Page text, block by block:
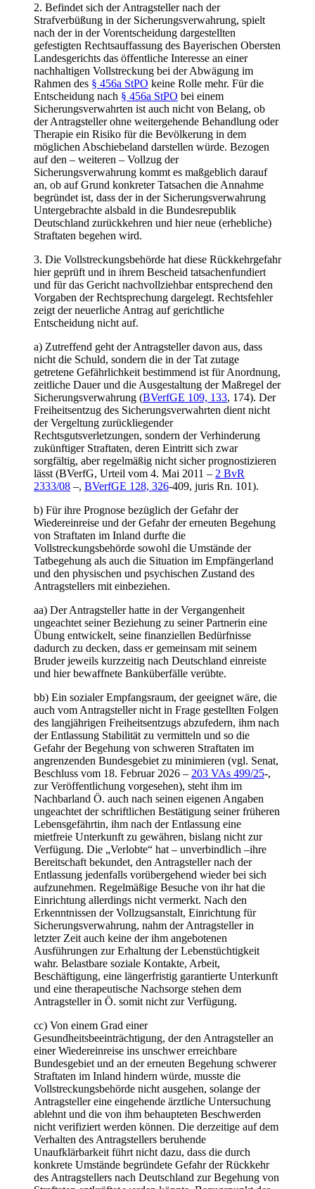
2. Befindet sich der Antragsteller nach der
Strafverbüßung in der Sicherungsverwahrung, spielt
nach der in der Vorentscheidung dargestellten
gefestigten Rechtsauffassung des Bayerischen Obersten
Landesgerichts das öffentliche Interesse an einer
nachhaltigen Vollstreckung bei der Abwägung im
Rahmen des § 456a StPO keine Rolle mehr. Für die
Entscheidung nach § 456a StPO bei einem
Sicherungsverwahrten ist auch nicht von Belang, ob
der Antragsteller ohne weitergehende Behandlung oder
Therapie ein Risiko für die Bevölkerung in dem
möglichen Abschiebeland darstellen würde. Bezogen
auf den – weiteren – Vollzug der
Sicherungsverwahrung kommt es maßgeblich darauf
an, ob auf Grund konkreter Tatsachen die Annahme
begründet ist, dass der in der Sicherungsverwahrung
Untergebrachte alsbald in die Bundesrepublik
Deutschland zurückkehren und hier neue (erhebliche)
Straftaten begehen wird.
3. Die Vollstreckungsbehörde hat diese Rückkehrgefahr
hier geprüft und in ihrem Bescheid tatsachenfundiert
und für das Gericht nachvollziehbar entsprechend den
Vorgaben der Rechtsprechung dargelegt. Rechtsfehler
zeigt der neuerliche Antrag auf gerichtliche
Entscheidung nicht auf.
a) Zutreffend geht der Antragsteller davon aus, dass
nicht die Schuld, sondern die in der Tat zutage
getretene Gefährlichkeit bestimmend ist für Anordnung,
zeitliche Dauer und die Ausgestaltung der Maßregel der
Sicherungsverwahrung (BVerfGE 109, 133, 174). Der
Freiheitsentzug des Sicherungsverwahrten dient nicht
der Vergeltung zurückliegender
Rechtsgutsverletzungen, sondern der Verhinderung
zukünftiger Straftaten, deren Eintritt sich zwar
sorgfältig, aber regelmäßig nicht sicher prognostizieren
lässt (BVerfG, Urteil vom 4. Mai 2011 – 2 BvR
2333/08 –, BVerfGE 128, 326-409, juris Rn. 101).
b) Für ihre Prognose bezüglich der Gefahr der
Wiedereinreise und der Gefahr der erneuten Begehung
von Straftaten im Inland durfte die
Vollstreckungsbehörde sowohl die Umstände der
Tatbegehung als auch die Situation im Empfängerland
und den physischen und psychischen Zustand des
Antragstellers mit einbeziehen.
aa) Der Antragsteller hatte in der Vergangenheit
ungeachtet seiner Beziehung zu seiner Partnerin eine
Übung entwickelt, seine finanziellen Bedürfnisse
dadurch zu decken, dass er gemeinsam mit seinem
Bruder jeweils kurzzeitig nach Deutschland einreiste
und hier bewaffnete Banküberfälle verübte.
bb) Ein sozialer Empfangsraum, der geeignet wäre, die
auch vom Antragsteller nicht in Frage gestellten Folgen
des langjährigen Freiheitsentzugs abzufedern, ihm nach
der Entlassung Stabilität zu vermitteln und so die
Gefahr der Begehung von schweren Straftaten im
angrenzenden Bundesgebiet zu minimieren (vgl. Senat,
Beschluss vom 18. Februar 2026 – 203 VAs 499/25-,
zur Veröffentlichung vorgesehen), steht ihm im
Nachbarland Ö. auch nach seinen eigenen Angaben
ungeachtet der schriftlichen Bestätigung seiner früheren
Lebensgefährtin, ihm nach der Entlassung eine
mietfreie Unterkunft zu gewähren, bislang nicht zur
Verfügung. Die „Verlobte“ hat – unverbindlich –ihre
Bereitschaft bekundet, den Antragsteller nach der
Entlassung jedenfalls vorübergehend wieder bei sich
aufzunehmen. Regelmäßige Besuche von ihr hat die
Einrichtung allerdings nicht vermerkt. Nach den
Erkenntnissen der Vollzugsanstalt, Einrichtung für
Sicherungsverwahrung, nahm der Antragsteller in
letzter Zeit auch keine der ihm angebotenen
Ausführungen zur Erhaltung der Lebenstüchtigkeit
wahr. Belastbare soziale Kontakte, Arbeit,
Beschäftigung, eine längerfristig garantierte Unterkunft
und eine therapeutische Nachsorge stehen dem
Antragsteller in Ö. somit nicht zur Verfügung.
cc) Von einem Grad einer
Gesundheitsbeeinträchtigung, der den Antragsteller an
einer Wiedereinreise ins unschwer erreichbare
Bundesgebiet und an der erneuten Begehung schwerer
Straftaten im Inland hindern würde, musste die
Vollstreckungsbehörde nicht ausgehen, solange der
Antragsteller eine eingehende ärztliche Untersuchung
ablehnt und die von ihm behaupteten Beschwerden
nicht verifiziert werden können. Die derzeitige auf dem
Verhalten des Antragstellers beruhende
Unaufklärbarkeit führt nicht dazu, dass die durch
konkrete Umstände begründete Gefahr der Rückkehr
des Antragstellers nach Deutschland zur Begehung von